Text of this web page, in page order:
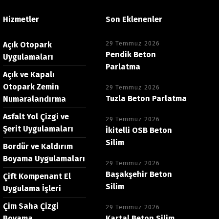
Hizmetler
Açık Otopark
Uygulamaları
Açık ve Kapalı
Otopark Zemin
Numaralandırma
Asfalt Yol Çizgi ve
Şerit Uygulamaları
Bordür ve Kaldırım
Boyama Uygulamaları
Çift Kompenant El
Uygulama İşleri
Çim Saha Çizgi
Son Eklenenler
29 Temmuz 2026
Pendik Beton
Parlatma
29 Temmuz 2026
Tuzla Beton Parlatma
29 Temmuz 2026
İkitelli OSB Beton
Silim
29 Temmuz 2026
Başakşehir Beton
Silim
29 Temmuz 2026